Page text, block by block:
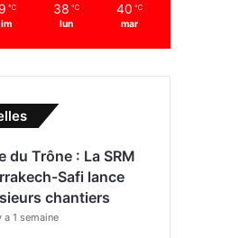
℃ 38 ℃
lun
40 ℃
mar
du Trône : La SRM
Safi lance
chantiers
a 1 semaine